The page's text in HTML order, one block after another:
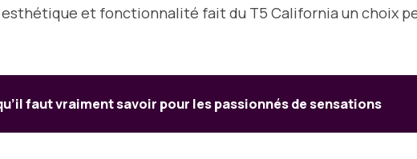
et fonctionnalité fait du T5 California un choix
faut vraiment savoir pour les passionnés de sensations